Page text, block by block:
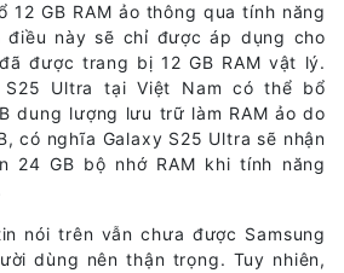
12 GB RAM ảo thông qua tính năng
điều này sẽ chỉ được áp dụng cho
được trang bị 12 GB RAM vật lý.
S25 Ultra tại Việt Nam có thể bổ
dung lượng lưu trữ làm RAM ảo do
có nghĩa Galaxy S25 Ultra sẽ nhận
24 GB bộ nhớ RAM khi tính năng
nói trên vẫn chưa được Samsung
dùng nên thận trọng. Tuy nhiên,